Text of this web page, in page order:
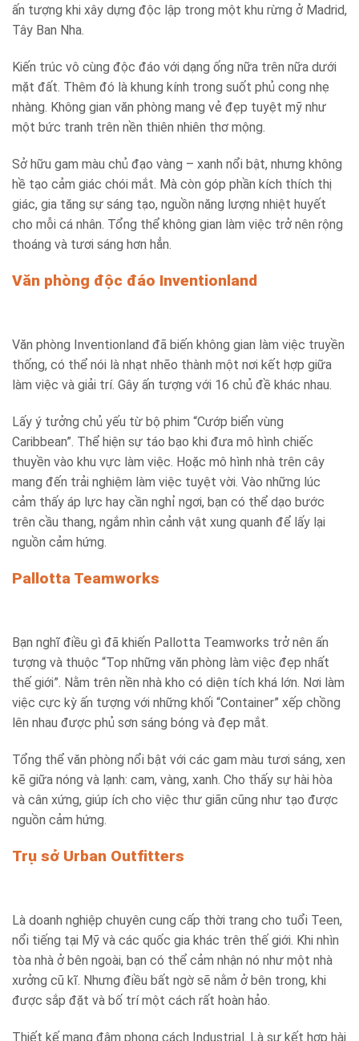
ấn tượng khi xây dựng độc lập trong một khu rừng ở Madrid,
Tây Ban Nha.
Kiến trúc vô cùng độc đáo với dạng ống nữa trên nữa dưới
mặt đất. Thêm đó là khung kính trong suốt phủ cong nhẹ
nhàng. Không gian văn phòng mang vẻ đẹp tuyệt mỹ như
một bức tranh trên nền thiên nhiên thơ mộng.
Sở hữu gam màu chủ đạo vàng – xanh nổi bật, nhưng không
hề tạo cảm giác chói mắt. Mà còn góp phần kích thích thị
giác, gia tăng sự sáng tạo, nguồn năng lượng nhiệt huyết
cho mỗi cá nhân. Tổng thể không gian làm việc trở nên rộng
thoáng và tươi sáng hơn hẳn.
Văn phòng độc đáo Inventionland
Văn phòng Inventionland đã biến không gian làm việc truyền
thống, có thể nói là nhạt nhẽo thành một nơi kết hợp giữa
làm việc và giải trí. Gây ấn tượng với 16 chủ đề khác nhau.
Lấy ý tưởng chủ yếu từ bộ phim “Cướp biển vùng
Caribbean”. Thể hiện sự táo bạo khi đưa mô hình chiếc
thuyền vào khu vực làm việc. Hoặc mô hình nhà trên cây
mang đến trải nghiệm làm việc tuyệt vời. Vào những lúc
cảm thấy áp lực hay cần nghỉ ngơi, bạn có thể dạo bước
trên cầu thang, ngắm nhìn cảnh vật xung quanh để lấy lại
nguồn cảm hứng.
Pallotta Teamworks
Bạn nghĩ điều gì đã khiến Pallotta Teamworks trở nên ấn
tượng và thuộc “Top những văn phòng làm việc đẹp nhất
thế giới”. Nằm trên nền nhà kho có diện tích khá lớn. Nơi làm
việc cực kỳ ấn tượng với những khối “Container” xếp chồng
lên nhau được phủ sơn sáng bóng và đẹp mắt.
Tổng thể văn phòng nổi bật với các gam màu tươi sáng, xen
kẽ giữa nóng và lạnh: cam, vàng, xanh. Cho thấy sự hài hòa
và cân xứng, giúp ích cho việc thư giãn cũng như tạo được
nguồn cảm hứng.
Trụ sở Urban Outfitters
Là doanh nghiệp chuyên cung cấp thời trang cho tuổi Teen,
nổi tiếng tại Mỹ và các quốc gia khác trên thế giới. Khi nhìn
tòa nhà ở bên ngoài, bạn có thể cảm nhận nó như một nhà
xưởng cũ kĩ. Nhưng điều bất ngờ sẽ nằm ở bên trong, khi
được sắp đặt và bố trí một cách rất hoàn hảo.
Thiết kế mang đậm phong cách Industrial. Là sự kết hợp hài